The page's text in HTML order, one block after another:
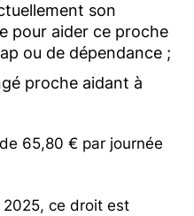
son
pour aider ce proche
ou de dépendance ;
proche aidant à
65,80 € par journée
ce droit est